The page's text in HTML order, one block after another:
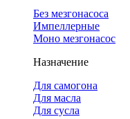
Без мезгонасоса
Импеллерные
Моно мезгонасос
Назначение
Для самогона
Для масла
Для сусла